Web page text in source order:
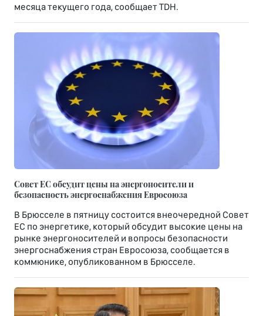
месяца текущего года, сообщает TDH.
Совет ЕС обсудит цены на энергоносители и
безопасность энергоснабжения Евросоюза
В Брюсселе в пятницу состоится внеочередной Совет
ЕС по энергетике, который обсудит высокие цены на
рынке энергоносителей и вопросы безопасности
энергоснабжения стран Евросоюза, сообщается в
коммюнике, опубликованном в Брюсселе.